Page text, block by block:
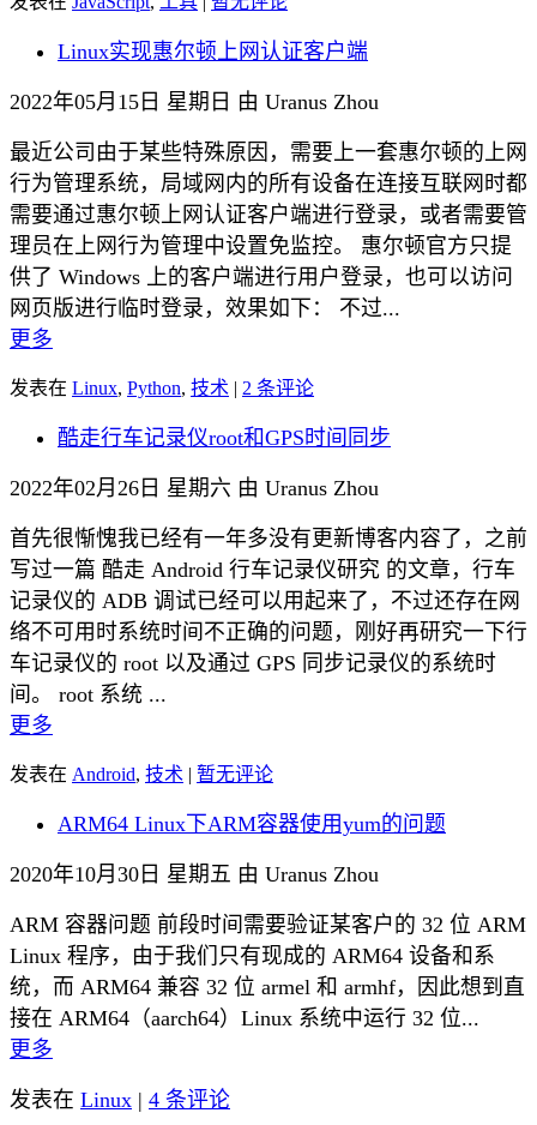
Linux实现惠尔顿上网认证客户端
2022年05月15日 星期日 由 Uranus Zhou
最近公司由于某些特殊原因，需要上一套惠尔顿的上网
行为管理系统，局域网内的所有设备在连接互联网时都
需要通过惠尔顿上网认证客户端进行登录，或者需要管
理员在上网行为管理中设置免监控。 惠尔顿官方只提
供了 Windows 上的客户端进行用户登录，也可以访问
网页版进行临时登录，效果如下： 不过...
更多
发表在 Linux, Python, 技术 | 2 条评论
酷走行车记录仪root和GPS时间同步
2022年02月26日 星期六 由 Uranus Zhou
首先很惭愧我已经有一年多没有更新博客内容了，之前
写过一篇 酷走 Android 行车记录仪研究 的文章，行车
记录仪的 ADB 调试已经可以用起来了，不过还存在网
络不可用时系统时间不正确的问题，刚好再研究一下行
车记录仪的 root 以及通过 GPS 同步记录仪的系统时
间。 root 系统 ...
更多
发表在 Android, 技术 | 暂无评论
ARM64 Linux下ARM容器使用yum的问题
2020年10月30日 星期五 由 Uranus Zhou
ARM 容器问题 前段时间需要验证某客户的 32 位 ARM
Linux 程序，由于我们只有现成的 ARM64 设备和系
统，而 ARM64 兼容 32 位 armel 和 armhf，因此想到直
接在 ARM64（aarch64）Linux 系统中运行 32 位...
更多
发表在 Linux | 4 条评论